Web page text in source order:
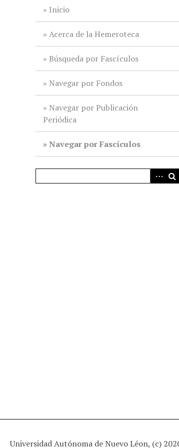
Inicio
Acerca de la Hemeroteca
Búsqueda por Fascículos
Navegar por Fondos
Navegar por Publicación
Periódica
Navegar por Fascículos
Universidad Autónoma de Nuevo Léon, (c)